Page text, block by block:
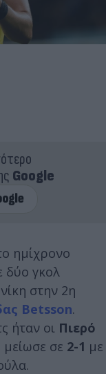
Google
ημίχρονο
δύο γκολ
στην 2η
Betsson.
ήταν οι Πιερό
σε 2-1 με